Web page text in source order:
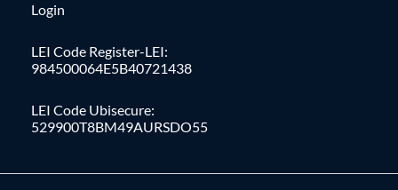
Login
LEI Code Register-LEI:
984500064E5B40721438
LEI Code Ubisecure:
529900T8BM49AURSDO55